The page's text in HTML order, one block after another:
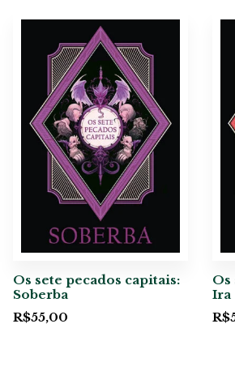
Os sete pecados capitais:
Soberba
R$55,00
Os
Ira
R$